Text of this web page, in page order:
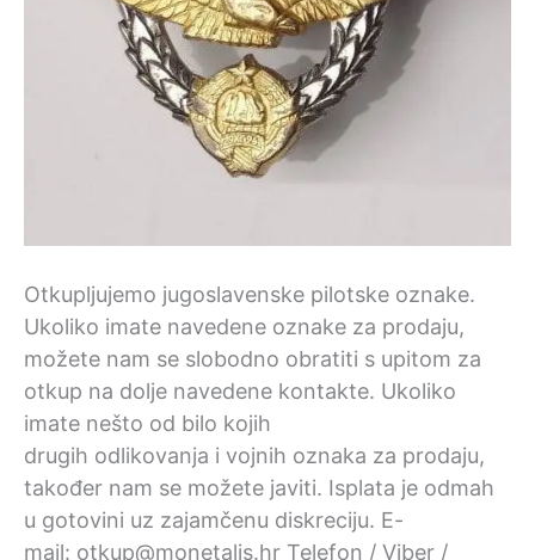
Otkupljujemo jugoslavenske pilotske oznake.
Ukoliko imate navedene oznake za prodaju,
možete nam se slobodno obratiti s upitom za
otkup na dolje navedene kontakte. Ukoliko
imate nešto od bilo kojih
drugih odlikovanja i vojnih oznaka za prodaju,
također nam se možete javiti. Isplata je odmah
u gotovini uz zajamčenu diskreciju. E-
mail: otkup@monetalis.hr Telefon / Viber /